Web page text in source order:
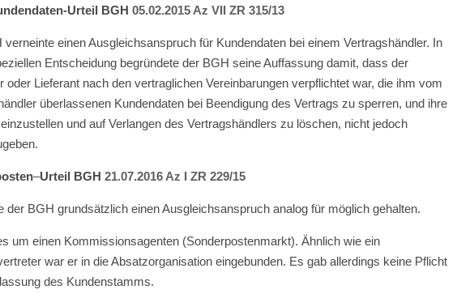
Urteil BGH 05.02.2015 Az VII ZR 315/13
verneinte einen Ausgleichsanspruch für Kundendaten bei einem Vertragshändler. In
Entscheidung begründete der BGH seine Auffassung damit, dass der
oder Lieferant nach den vertraglichen Vereinbarungen verpflichtet war, die ihm vom
überlassenen Kundendaten bei Beendigung des Vertrags zu sperren, und ihre
und auf Verlangen des Vertragshändlers zu löschen, nicht jedoch
–Urteil BGH 21.07.2016 Az I ZR 229/15
der BGH grundsätzlich einen Ausgleichsanspruch analog für möglich gehalten.
um einen Kommissionsagenten (Sonderpostenmarkt). Ähnlich wie ein
war er in die Absatzorganisation eingebunden. Es gab allerdings keine Pflicht
des Kundenstamms.